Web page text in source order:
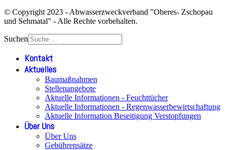
© Copyright 2023 - Abwasserzweckverband "Oberes- Zschopau
und Sehmatal" - Alle Rechte vorbehalten.
Suchen
Kontakt
Aktuelles
Baumaßnahmen
Stellenangebote
Aktuelle Informationen - Feuchttücher
Aktuelle Informationen - Regenwasserbewirtschaftung
Aktuelle Information Beseitigung Verstopfungen
Über Uns
Über Uns
Gebührensätze